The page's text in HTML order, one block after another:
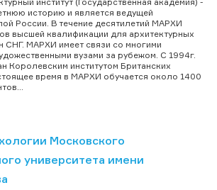
историю и является ведущей
России. В течение десятилетий МАРХИ
высшей квалификации для архитектурных
СНГ. МАРХИ имеет связи со многими
вузами за рубежом. С 1994г.
Королевским институтом Британских
время в МАРХИ обучается около 1400
Московского
университета имени